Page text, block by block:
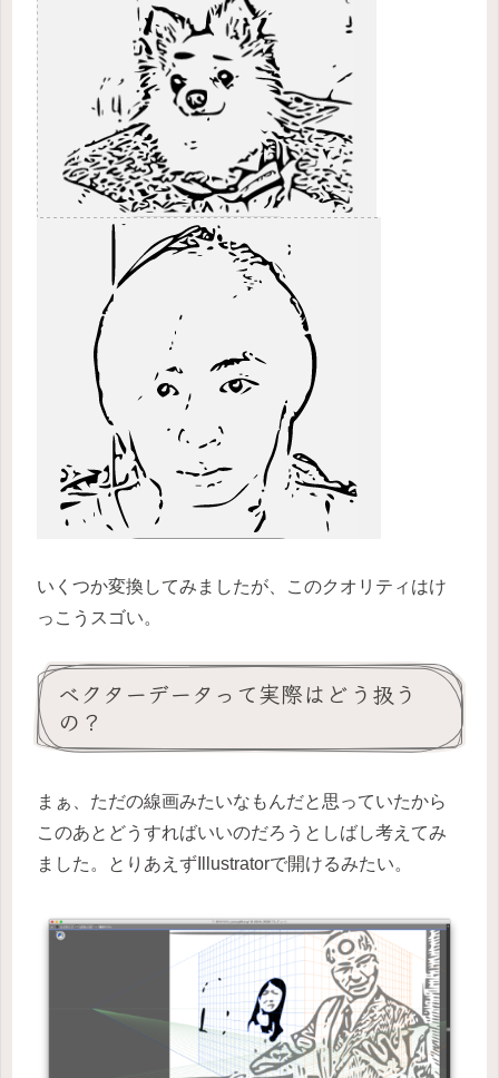
いくつか変換してみましたが、このクオリティはけ
っこうスゴい。
ベクターデータって実際はどう扱う
の？
まぁ、ただの線画みたいなもんだと思っていたから
このあとどうすればいいのだろうとしばし考えてみ
ました。とりあえずIllustratorで開けるみたい。